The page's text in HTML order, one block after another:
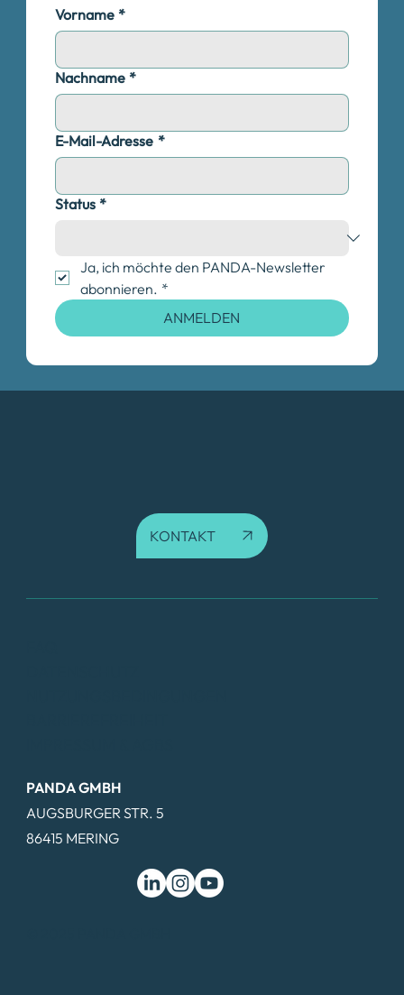
Vorname *
Nachname *
E-Mail-Adresse *
Status *
Ja, ich möchte den PANDA-Newsletter
abonnieren. *
ANMELDEN
KONTAKT
PANDA GMBH
AUGSBURGER STR. 5
86415 MERING